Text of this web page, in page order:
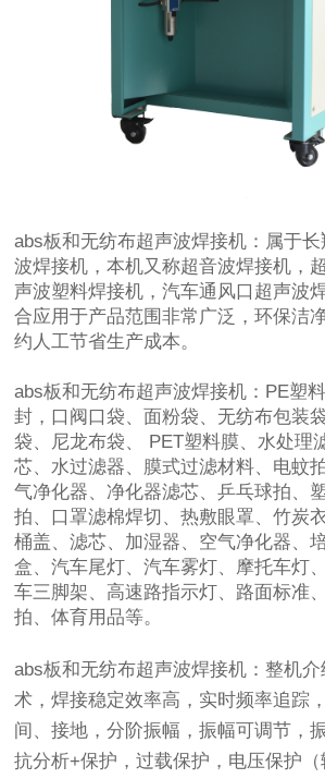
abs板和无纺布超声波焊接机：属于
波焊接机，本机又称超音波焊接机，
声波塑料焊接机，汽车通风口超声波
合应用于产品范围非常广泛，环保洁
约人工节省生产成本。
abs板和无纺布超声波焊接机： PE塑
封，口阀口袋、面粉袋、无纺布包装
袋、尼龙布袋、 PET塑料膜、水处理
芯、水过滤器、膜式过滤材料、电蚊
气净化器、净化器滤芯、乒乓球拍、
拍、口罩滤棉焊切、热敷眼罩、竹炭
桶盖、滤芯、加湿器、空气净化器、
盒、汽车尾灯、汽车雾灯、摩托车灯
车三脚架、高速路指示灯、路面标准
拍、体育用品等。
abs板和无纺布超声波焊接机：整机
术，焊接稳定效率高，实时频率追踪
间、接地，分阶振幅，振幅可调节，
抗分析+保护，过载保护，电压保护